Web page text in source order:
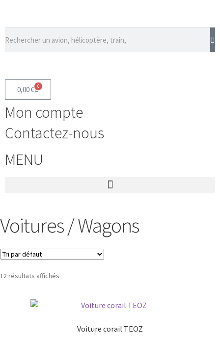
0,00€ 0
Mon compte
Contactez-nous
MENU
Voitures / Wagons
12 résultats affichés
Voiture corail TEOZ